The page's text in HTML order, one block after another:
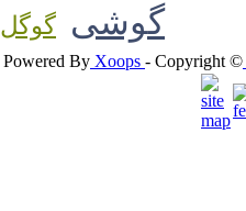
گوشی گوگل
Powered By Xoops - Copyright ©